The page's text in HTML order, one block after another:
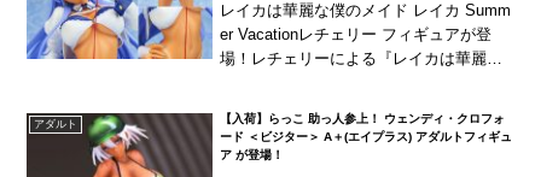
レイカは華麗な僕のメイド レイカ Summ
er Vacationレチェリー フィギュアが登
場！レチェリーによる『レイカは華麗な
アダルト
【入荷】らっこ 助っ人参上！ ウェンディ・クロフォ
ード ＜ビジター＞ A＋(エイプラス) アダルトフィギュ
ア が登場！